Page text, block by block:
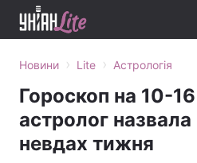
Новини › Lite › Астрологія
Гороскоп на 10-
астролог назвала
невдах тижня